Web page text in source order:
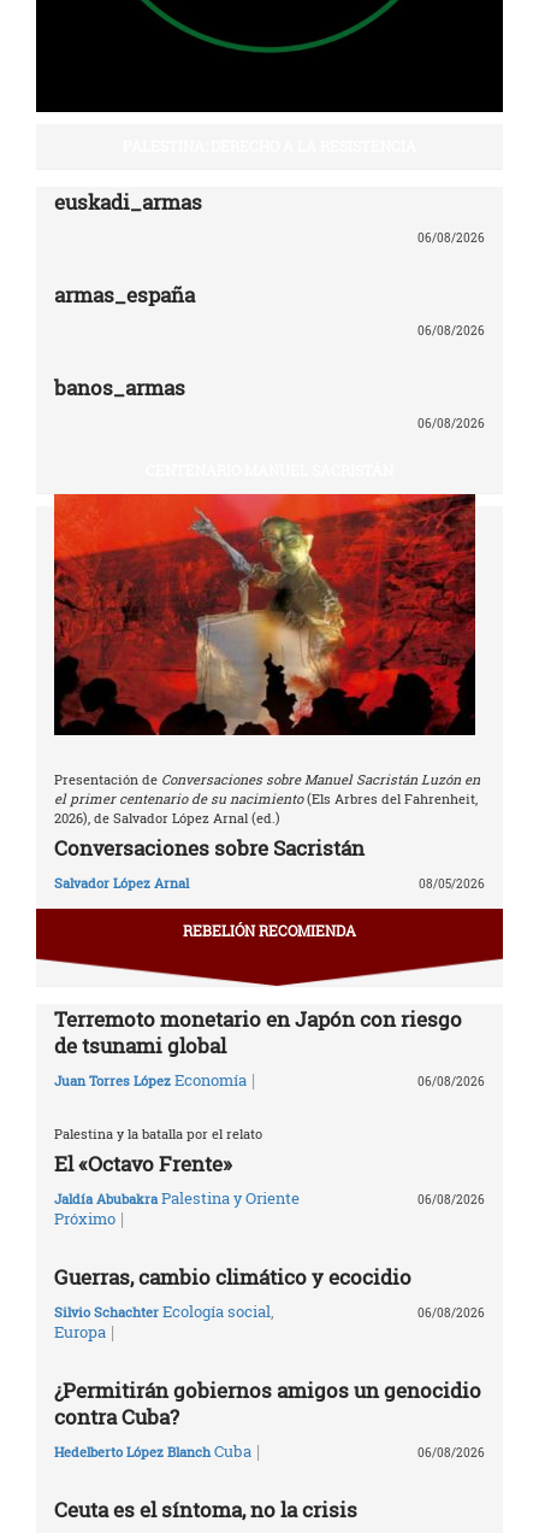
euskadi_armas
06/08/2026
armas_españa
06/08/2026
banos_armas
06/08/2026
Presentación de Conversaciones sobre Manuel Sacristán Luzón en
el primer centenario de su nacimiento(Els Arbres del Fahrenheit,
2026), de Salvador López Arnal (ed.)
Conversaciones sobre Sacristán
Salvador López Arnal 08/05/2026
REBELIÓN RECOMIENDA
Terremoto monetario en Japón con riesgo
de tsunami global
Juan Torres López Economía | 06/08/2026
Palestina y la batalla por el relato
El «Octavo Frente»
Jaldía Abubakra Palestina y Oriente
Próximo |
06/08/2026
Guerras, cambio climático y ecocidio
Silvio Schachter Ecología social,
Europa |
06/08/2026
¿Permitirán gobiernos amigos un genocidio
contra Cuba?
Hedelberto López Blanch Cuba | 06/08/2026
Ceuta es el síntoma, no la crisis